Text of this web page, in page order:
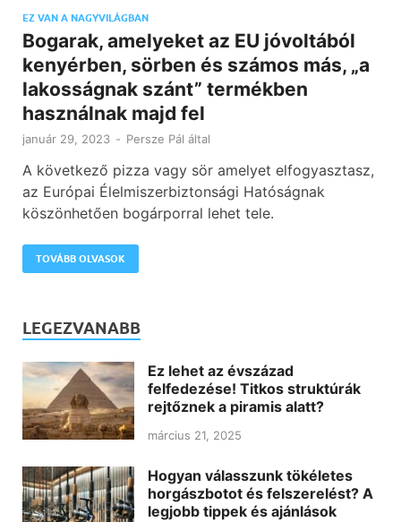
EZ VAN A NAGYVILÁGBAN
Bogarak, amelyeket az EU jóvoltából
kenyérben, sörben és számos más, „a
lakosságnak szánt” termékben
használnak majd fel
január 29, 2023 - Persze Pál által
A következő pizza vagy sör amelyet elfogyasztasz,
az Európai Élelmiszerbiztonsági Hatóságnak
köszönhetően bogárporral lehet tele.
TOVÁBB OLVASOK
LEGEZVANABB
Ez lehet az évszázad
felfedezése! Titkos struktúrák
rejtőznek a piramis alatt?
március 21, 2025
Hogyan válasszunk tökéletes
horgászbotot és felszerelést? A
legjobb tippek és ajánlások